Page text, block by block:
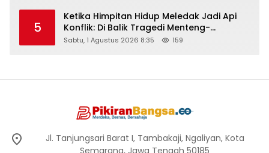
5
Ketika Himpitan Hidup Meledak Jadi Api
Konflik: Di Balik Tragedi Menteng-
Matraman Hingga Maling Ayam di Bali
Sabtu, 1 Agustus 2026 8:35 159
Jl. Tanjungsari Barat I, Tambakaji, Ngaliyan, Kota
Semarang, Jawa Tengah 50185